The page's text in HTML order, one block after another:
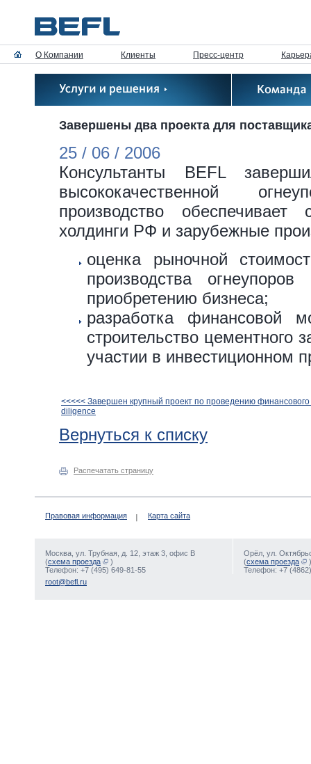
О Компании Клиенты Пресс-центр
Завершены два проекта для
25 / 06 / 2006
Консультанты BEFL
высококачественной
производство обеспечивает
холдинги РФ и зарубежные
оценка рыночной
производства
приобретению бизнеса;
разработка финансовой
строительство цементного
участии в инвестиционном
<<<<< Завершен крупный проект по проведению финансового
diligence
Вернуться к списку
Распечатать страницу
Правовая информация Карта сайта
Москва, ул. Трубная, д. 12, этаж 3, офис В
(схема проезда
)
Телефон: +7 (495) 649-81-55
Орёл, ул.
(схема проезда
)
Телефон: +7
root@befl.ru